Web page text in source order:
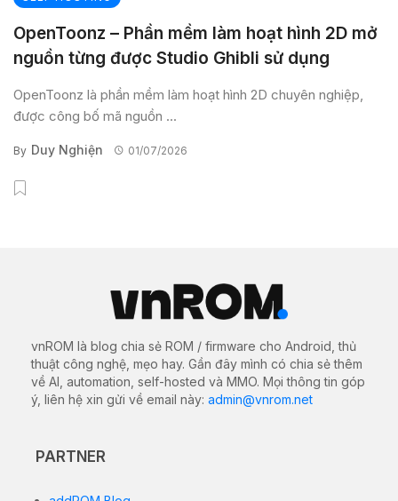
OpenToonz – Phần mềm làm hoạt hình 2D mở
nguồn từng được Studio Ghibli sử dụng
OpenToonz là phần mềm làm hoạt hình 2D chuyên nghiệp,
được công bố mã nguồn ...
By Duy Nghiện 01/07/2026
vnROM là blog chia sẻ ROM / firmware cho Android, thủ
thuật công nghệ, mẹo hay. Gần đây mình có chia sẻ thêm
về AI, automation, self-hosted và MMO. Mọi thông tin góp
ý, liên hệ xin gửi về email này: admin@vnrom.net
PARTNER